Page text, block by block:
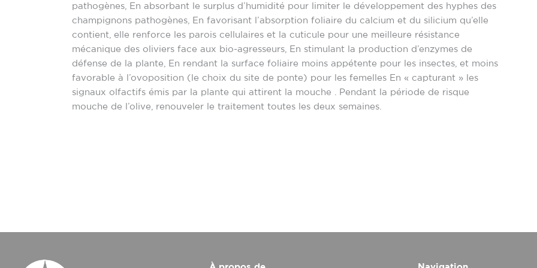
pathogènes, En absorbant le surplus d’humidité pour limiter le développement des hyphes des
champignons pathogènes, En favorisant l’absorption foliaire du calcium et du silicium qu’elle
contient, elle renforce les parois cellulaires et la cuticule pour une meilleure résistance
mécanique des oliviers face aux bio-agresseurs, En stimulant la production d’enzymes de
défense de la plante, En rendant la surface foliaire moins appétente pour les insectes, et moins
favorable à l’ovoposition (le choix du site de ponte) pour les femelles En « capturant » les
signaux olfactifs émis par la plante qui attirent la mouche . Pendant la période de risque
mouche de l’olive, renouveler le traitement toutes les deux semaines.